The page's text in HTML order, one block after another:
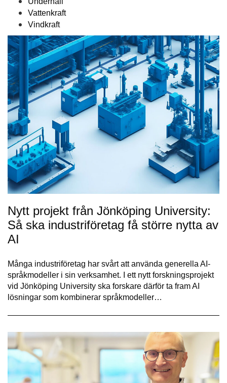
Vattenkraft
Vindkraft
Nytt projekt från Jönköping University:
Så ska industriföretag få större nytta av
AI
Många industriföretag har svårt att använda generella AI-
språkmodeller i sin verksamhet. I ett nytt forskningsprojekt
vid Jönköping University ska forskare därför ta fram AI
lösningar som kombinerar språkmodeller…